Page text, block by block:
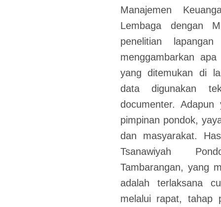
Manajemen
Lembaga dengan
penelitian
menggambarkan
yang ditemukan di
data digunakan
documenter.
pimpinan pondok,
dan masyarakat.
Tsanawiyah
Tambarangan, yang
adalah terlaksana
melalui rapat, tahap